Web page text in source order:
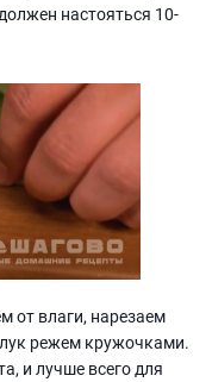
настояться 10-
от влаги, нарезаем
режем кружочками.
и лучше всего для